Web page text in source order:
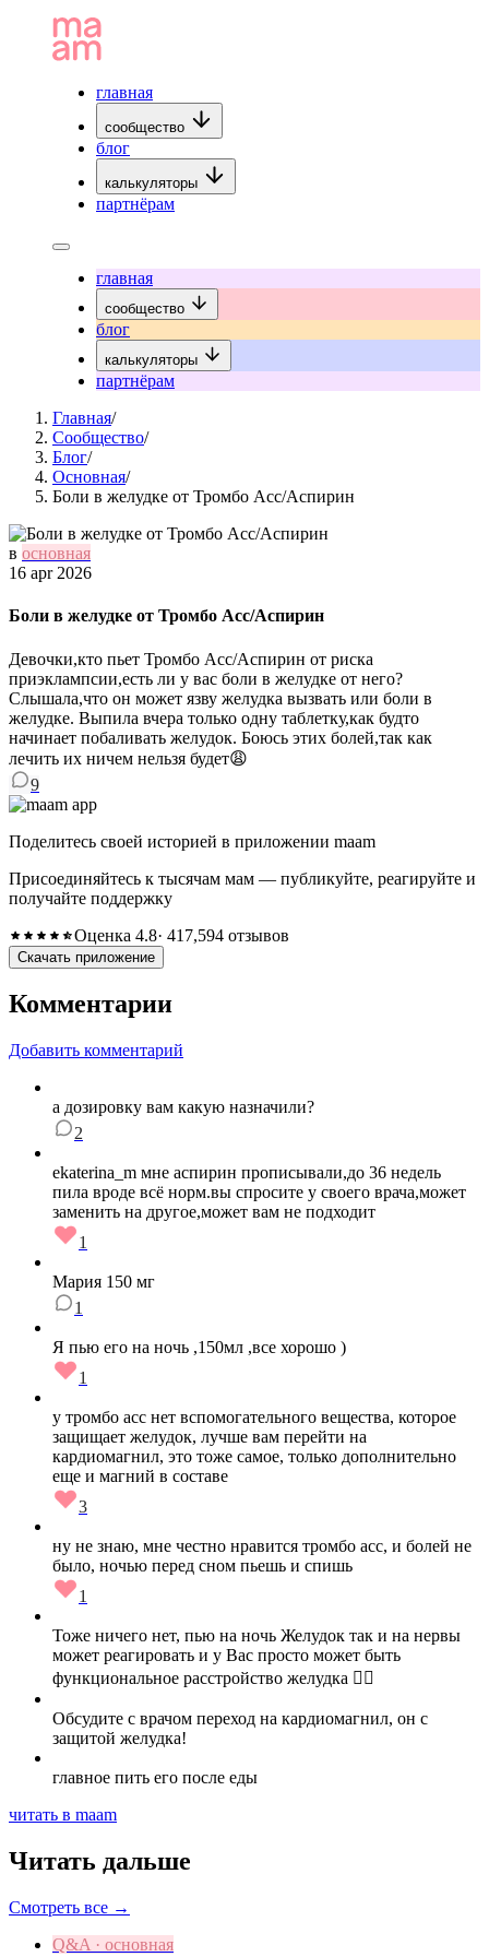
главная
сообщество
блог
калькуляторы
партнёрам
главная
сообщество
блог
калькуляторы
партнёрам
Главная/
Сообщество/
Блог/
Основная/
Боли в желудке от Тромбо Асс/Аспирин
в основная
16 apr 2026
Боли в желудке от Тромбо Асс/Аспирин
Девочки,кто пьет Тромбо Асс/Аспирин от риска
приэклампсии,есть ли у вас боли в желудке от него?
Слышала,что он может язву желудка вызвать или боли в
желудке. Выпила вчера только одну таблетку,как будто
начинает побаливать желудок. Боюсь этих болей,так как
лечить их ничем нельзя будет😩
9
Поделитесь своей историей в приложении maam
Присоединяйтесь к тысячам мам — публикуйте, реагируйте и
получайте поддержку
Оценка 4.8· 417,594 отзывов
Скачать приложение
Комментарии
Добавить комментарий
а дозировку вам какую назначили?
2
ekaterina_m мне аспирин прописывали,до 36 недель
пила вроде всё норм.вы спросите у своего врача,может
заменить на другое,может вам не подходит
1
Мария 150 мг
1
Я пью его на ночь ,150мл ,все хорошо )
1
у тромбо асс нет вспомогательного вещества, которое
защищает желудок, лучше вам перейти на
кардиомагнил, это тоже самое, только дополнительно
еще и магний в составе
3
ну не знаю, мне честно нравится тромбо асс, и болей не
было, ночью перед сном пьешь и спишь
1
Тоже ничего нет, пью на ночь Желудок так и на нервы
может реагировать и у Вас просто может быть
функциональное расстройство желудка 🤷‍♀️
Обсудите с врачом переход на кардиомагнил, он с
защитой желудка!
главное пить его после еды
читать в maam
Читать дальше
Смотреть все →
Q&A · основная